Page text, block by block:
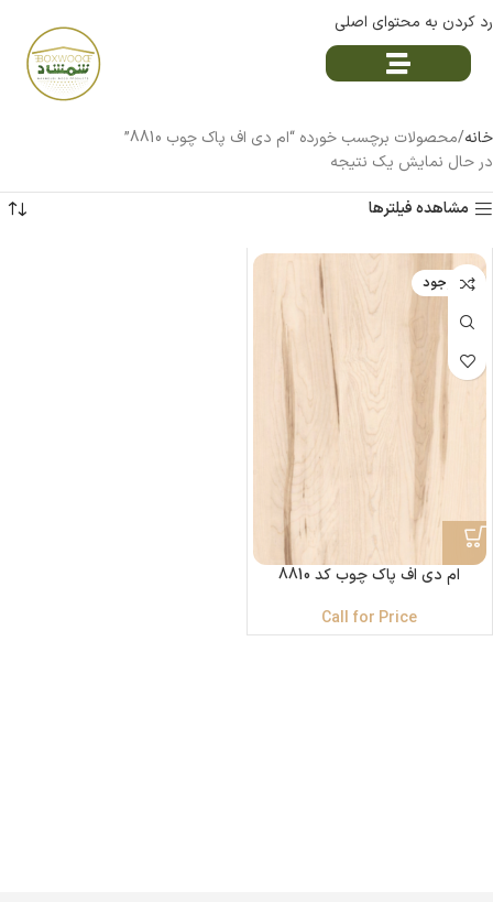
رد کردن به محتوای اصلی
خانه محصولات برچسب خورده “ام دی اف پاک چوب 8810”
در حال نمایش یک نتیجه
مشاهده فیلترها
ناموجود
ام دی اف پاک چوب کد 8810
Call for Price